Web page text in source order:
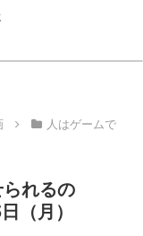
人はゲームで
られるの
（月）